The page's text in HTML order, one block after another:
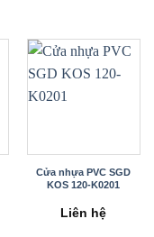
Cửa nhựa PVC SGD
KOS 120-K0201
Liên hệ